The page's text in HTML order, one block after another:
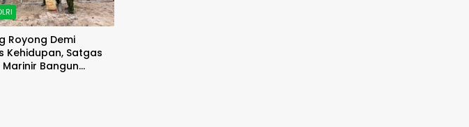
Royong Demi
Kehidupan, Satgas
Marinir Bangun